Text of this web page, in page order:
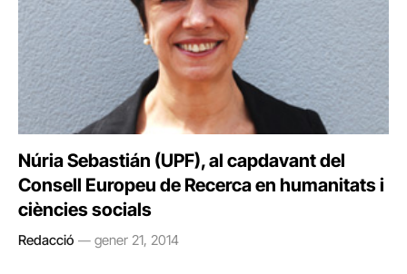
Núria Sebastián (UPF), al capdavant del
Consell Europeu de Recerca en humanitats i
ciències socials
Redacció gener 21, 2014